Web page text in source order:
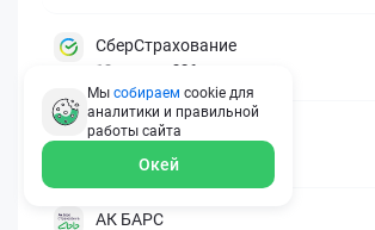
СберСтрахование
13 место 326 отзывов
Евроинс
14 место 187 отзывов
АК БАРС
Мы собираем cookie для
аналитики и правильной
работы сайта
Окей